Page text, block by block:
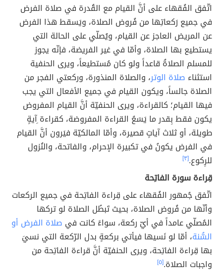
اتّفق الفُقهاء على أنَّ القيام مع القُدرة في صلاة الفرض
في جميع رَكعاتِها من فُروض الصلاة، ويَسقط هذا الفرض
عن المريض العاجز عن القيام، ويُصلّي على الحالة التي
يستطيع بها الصلاة، وأمّا في غير الفريضة، فإنّه يجوز
للمسلم الصلاةُ قاعداً ولو كان مُستطيعاً، ويرى الحنفية
استثناء صلاة الوتر، والصلاة المنذورة، وركعتي الفجر من
الصلاة جالساً، ويكون القيام في جميع الأفعال التي يجب
فيها القيام؛ كالقراءة، ويرى الحنفيّة أنَّ القيام المفروض
يكون فقط بِقدر ما يَسَعُ القراءة المفروضة، كقراءة ِآيةٍ
طويلة، أو ثلاث آياتٍ قصيرة، وأمّا المالكيّة فيَرون أنَّ القيام
في الفرض يكونُ في تكبيرة الإحرام، والفاتحة، والنُزول
للرِكوع.[٣]
قِراءة سورة الفاتِحة
اتّفق جُمهور الفُقهاء على قِراءة الفاتِحة في جميع الركعات
وأنّها من فُروض الصلاة، بحيث تَبطُل الصلاة لو تركها
المُصلّي عامداً في أيّ ركعة، سواءً كانت في صلاة الفرض أو
السُّنة، أمّا لو نَسيها فيأتي بركعةٍ بدل الرّكعة التي نسيَ
بها قِراءة الفاتِحة، ويرى الحنفيّة أنَّ قراءة الفاتِحة من
واجبات الصلاة.[٥]